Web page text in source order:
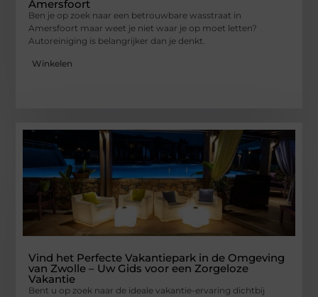
Amersfoort
Ben je op zoek naar een betrouwbare wasstraat in
Amersfoort maar weet je niet waar je op moet letten?
Autoreiniging is belangrijker dan je denkt.
Winkelen
Vind het Perfecte Vakantiepark in de Omgeving
van Zwolle – Uw Gids voor een Zorgeloze
Vakantie
Bent u op zoek naar de ideale vakantie-ervaring dichtbij